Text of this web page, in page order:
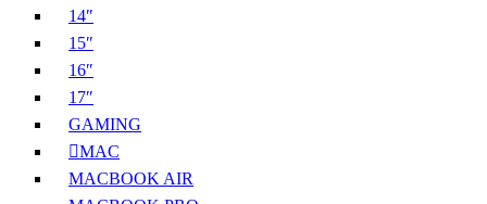
14″
15″
16″
17″
GAMING
MAC
MACBOOK AIR